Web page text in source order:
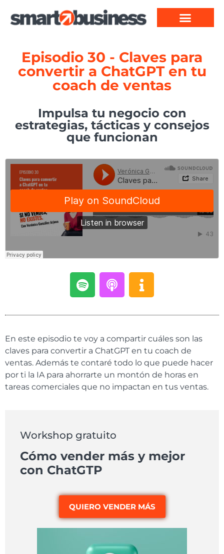
Episodio 30 - Claves para
convertir a ChatGPT en tu
coach de ventas
Impulsa tu negocio con
estrategias, tácticas y consejos
que funcionan​
En este episodio te voy a compartir cuáles son las
claves para convertir a ChatGPT en tu coach de
ventas. Además te contaré todo lo que puede hacer
por ti la IA para ahorrarte un montón de horas en
tareas comerciales que no impactan en tus ventas.
Workshop gratuito
Cómo vender más y mejor
con ChatGTP
QUIERO VENDER MÁS